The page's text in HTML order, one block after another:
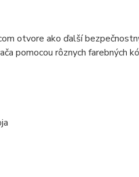
otvore ako ďalší
pomocou rôznych farebných